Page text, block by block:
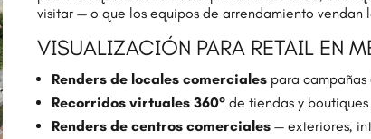
visitar — o que los equipos de arrendamiento vendan
VISUALIZACIÓN PARA RETAIL EN
Renders de locales comercialespara campañas
Recorridos virtuales 360°de tiendas y
Renders de centros comerciales— exteriores,